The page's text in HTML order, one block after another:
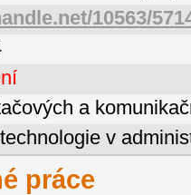
10563/
a
v
práce